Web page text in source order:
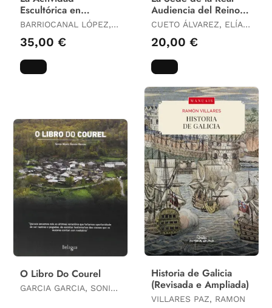
Escultórica en
Ourense, del
Barroco
BARRIOCANAL LÓPEZ,
35,00 €
Audiencia del Reino
de Galicia en Santiago
CUETO ÁLVAREZ, ELÍAS
SAGRARIO
20,00 €
O Libro Do Courel
GARCIA GARCIA, SONIA
Historia de Galicia
(Revisada e Ampliada)
VILLARES PAZ, RAMON